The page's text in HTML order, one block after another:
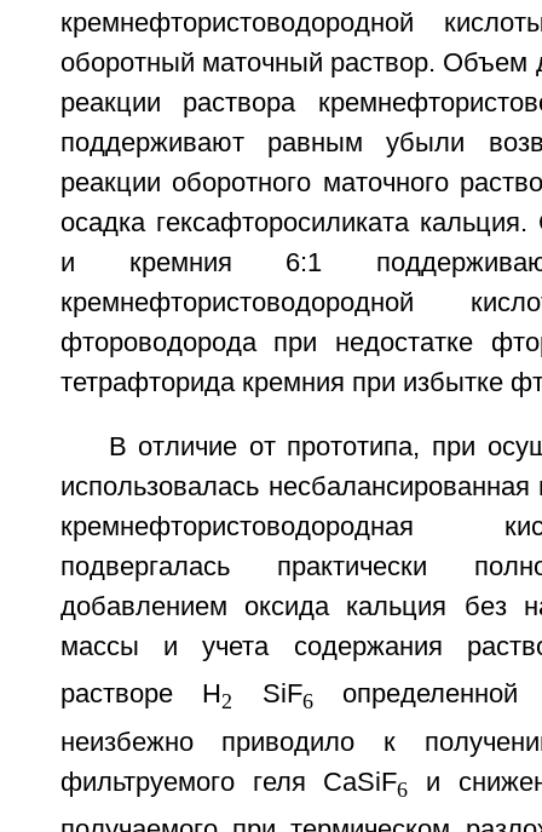
кремнефтористоводородной
оборотный маточный раствор. Объем
реакции раствора
поддерживают равным убыли
реакции оборотного маточного
осадка гексафторосиликата
и кремния 6:1
кремнефтористоводородной
фтороводорода при недостатке
тетрафторида кремния при избытке
В отличие от прототипа, при
использовалась
кремнефтористоводородная
подвергалась практически
добавлением оксида кальция без
массы и учета содержания
растворе H 2 SiF6 определенной
неизбежно приводило к
фильтруемого геля CaSiF6
и